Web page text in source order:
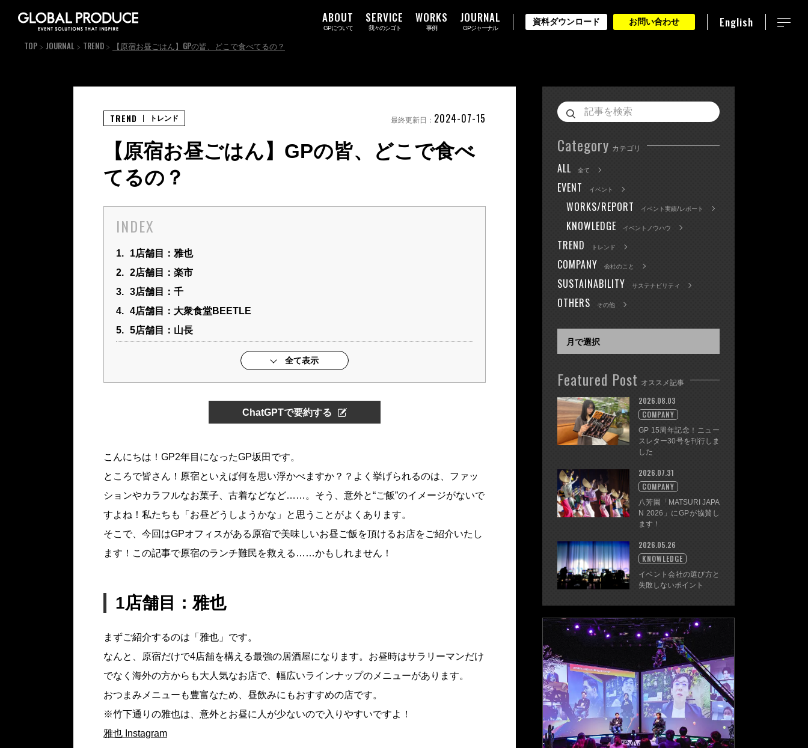
ABOUT
GPについて
SERVICE
我々のシゴト
WORKS
事例
JOURNAL
GPジャーナル
資料ダウンロード お問い合わせ English
TOP JOURNAL TREND 【原宿お昼ごはん】GPの皆、どこで食べてるの？
【原宿お昼ごはん】GPの皆、どこで食べ
てるの？
INDEX
1.
1店舗目：雅也
2. 2店舗目：楽市
3. 3店舗目：千
4. 4店舗目：大衆食堂BEETLE
5. 5店舗目：山長
全て表示
ChatGPTで要約する
こんにちは！GP2年目になったGP坂田です。
ところで皆さん！原宿といえば何を思い浮かべますか？？よく挙げられるのは、ファッ
ションやカラフルなお菓子、古着などなど……。そう、意外と“ご飯”のイメージがないで
すよね！私たちも「お昼どうしようかな」と思うことがよくあります。
そこで、今回はGPオフィスがある原宿で美味しいお昼ご飯を頂けるお店をご紹介いたし
ます！この記事で原宿のランチ難民を救える……かもしれません！
1店舗目：雅也
まずご紹介するのは「雅也」です。
なんと、原宿だけで4店舗を構える最強の居酒屋になります。お昼時はサラリーマンだけ
でなく海外の方からも大人気なお店で、幅広いラインナップのメニューがあります。
おつまみメニューも豊富なため、昼飲みにもおすすめの店です。
※竹下通りの雅也は、意外とお昼に人が少ないので入りやすいですよ！
雅也 Instagram
TREND トレンド 最終更新日： 2024-07-15
Category カテゴリ
ALL 全て
EVENT イベント
WORKS/REPORT イベント実績/レポート
KNOWLEDGE イベントノウハウ
TREND トレンド
COMPANY 会社のこと
SUSTAINABILITY サステナビリティ
OTHERS その他
Featured Post オススメ記事
GP 15周年記念！ニュー
スレター30号を刊行しま
した
2026.08.03
COMPANY
八芳園「MATSURI JAPA
N 2026」にGPが協賛し
ます！
2026.07.31
COMPANY
イベント会社の選び方と
失敗しないポイント
2026.05.26
KNOWLEDGE